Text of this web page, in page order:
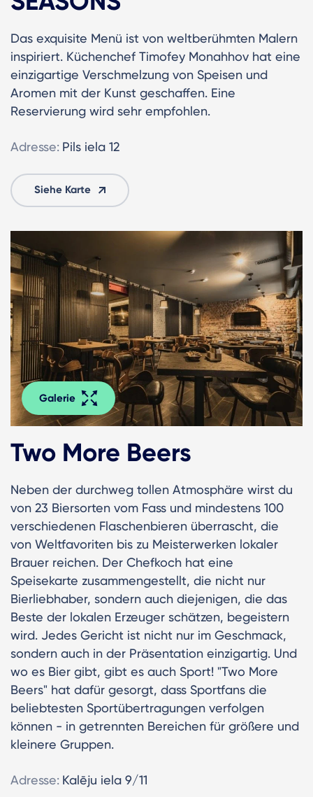
Das exquisite Menü ist von weltberühmten Malern
inspiriert. Küchenchef Timofey Monahhov hat eine
einzigartige Verschmelzung von Speisen und
Aromen mit der Kunst geschaffen. Eine
Reservierung wird sehr empfohlen.
Adresse: Pils iela 12
Siehe Karte
Galerie
Two More Beers
Neben der durchweg tollen Atmosphäre wirst du
von 23 Biersorten vom Fass und mindestens 100
verschiedenen Flaschenbieren überrascht, die
von Weltfavoriten bis zu Meisterwerken lokaler
Brauer reichen. Der Chefkoch hat eine
Speisekarte zusammengestellt, die nicht nur
Bierliebhaber, sondern auch diejenigen, die das
Beste der lokalen Erzeuger schätzen, begeistern
wird. Jedes Gericht ist nicht nur im Geschmack,
sondern auch in der Präsentation einzigartig. Und
wo es Bier gibt, gibt es auch Sport! "Two More
Beers" hat dafür gesorgt, dass Sportfans die
beliebtesten Sportübertragungen verfolgen
können - in getrennten Bereichen für größere und
kleinere Gruppen.
Adresse: Kalēju iela 9/11